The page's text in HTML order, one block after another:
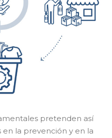
pretenden así
la prevención y en la